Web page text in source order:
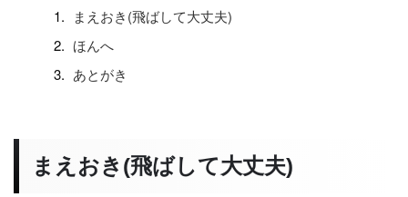
まえおき(飛ばして大丈夫)
ほんへ
あとがき
まえおき(飛ばして大丈夫)